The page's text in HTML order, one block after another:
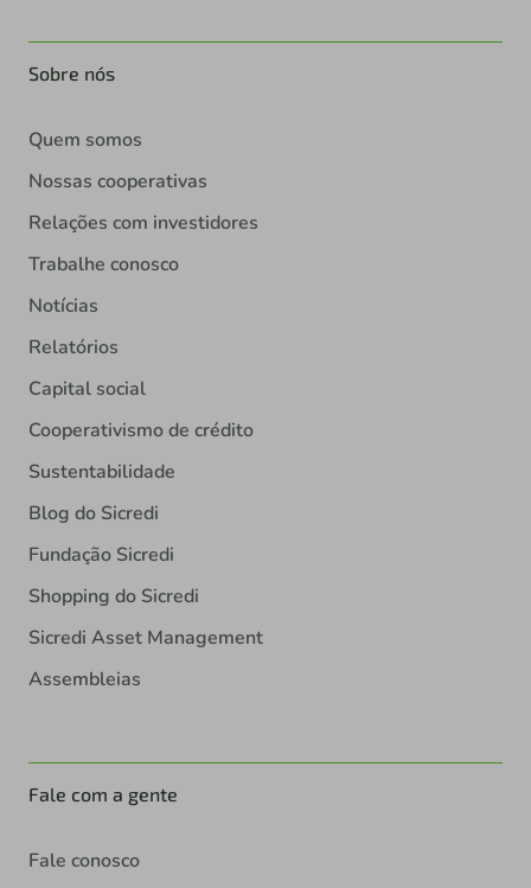
Sobre nós
Quem somos
Nossas cooperativas
Relações com investidores
Trabalhe conosco
Notícias
Relatórios
Capital social
Cooperativismo de crédito
Sustentabilidade
Blog do Sicredi
Fundação Sicredi
Shopping do Sicredi
Sicredi Asset Management
Assembleias
Fale com a gente
Fale conosco